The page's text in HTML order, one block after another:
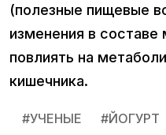
(полезные пищевые
изменения в составе
повлиять на
кишечника.
#УЧЕНЫЕ #ЙОГУРТ